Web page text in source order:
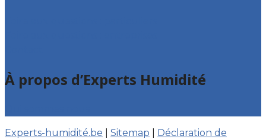
À propos d’Experts Humidité
Experts-humidité.be Sitemap
Déclaration de